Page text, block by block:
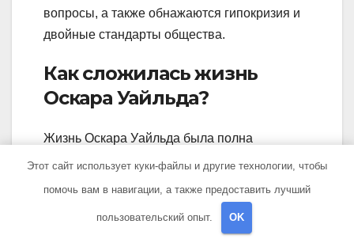
вопросы, а также обнажаются гипокризия и
двойные стандарты общества.
Как сложилась жизнь
Оскара Уайльда?
Жизнь Оскара Уайльда была полна
противоречий и перипетий. Он родился в
отличное образование. В юности он
переехал в Лондон, где начал свою
Этот сайт использует куки-файлы и другие технологии, чтобы
помочь вам в навигации, а также предоставить лучший
пользовательский опыт. OK